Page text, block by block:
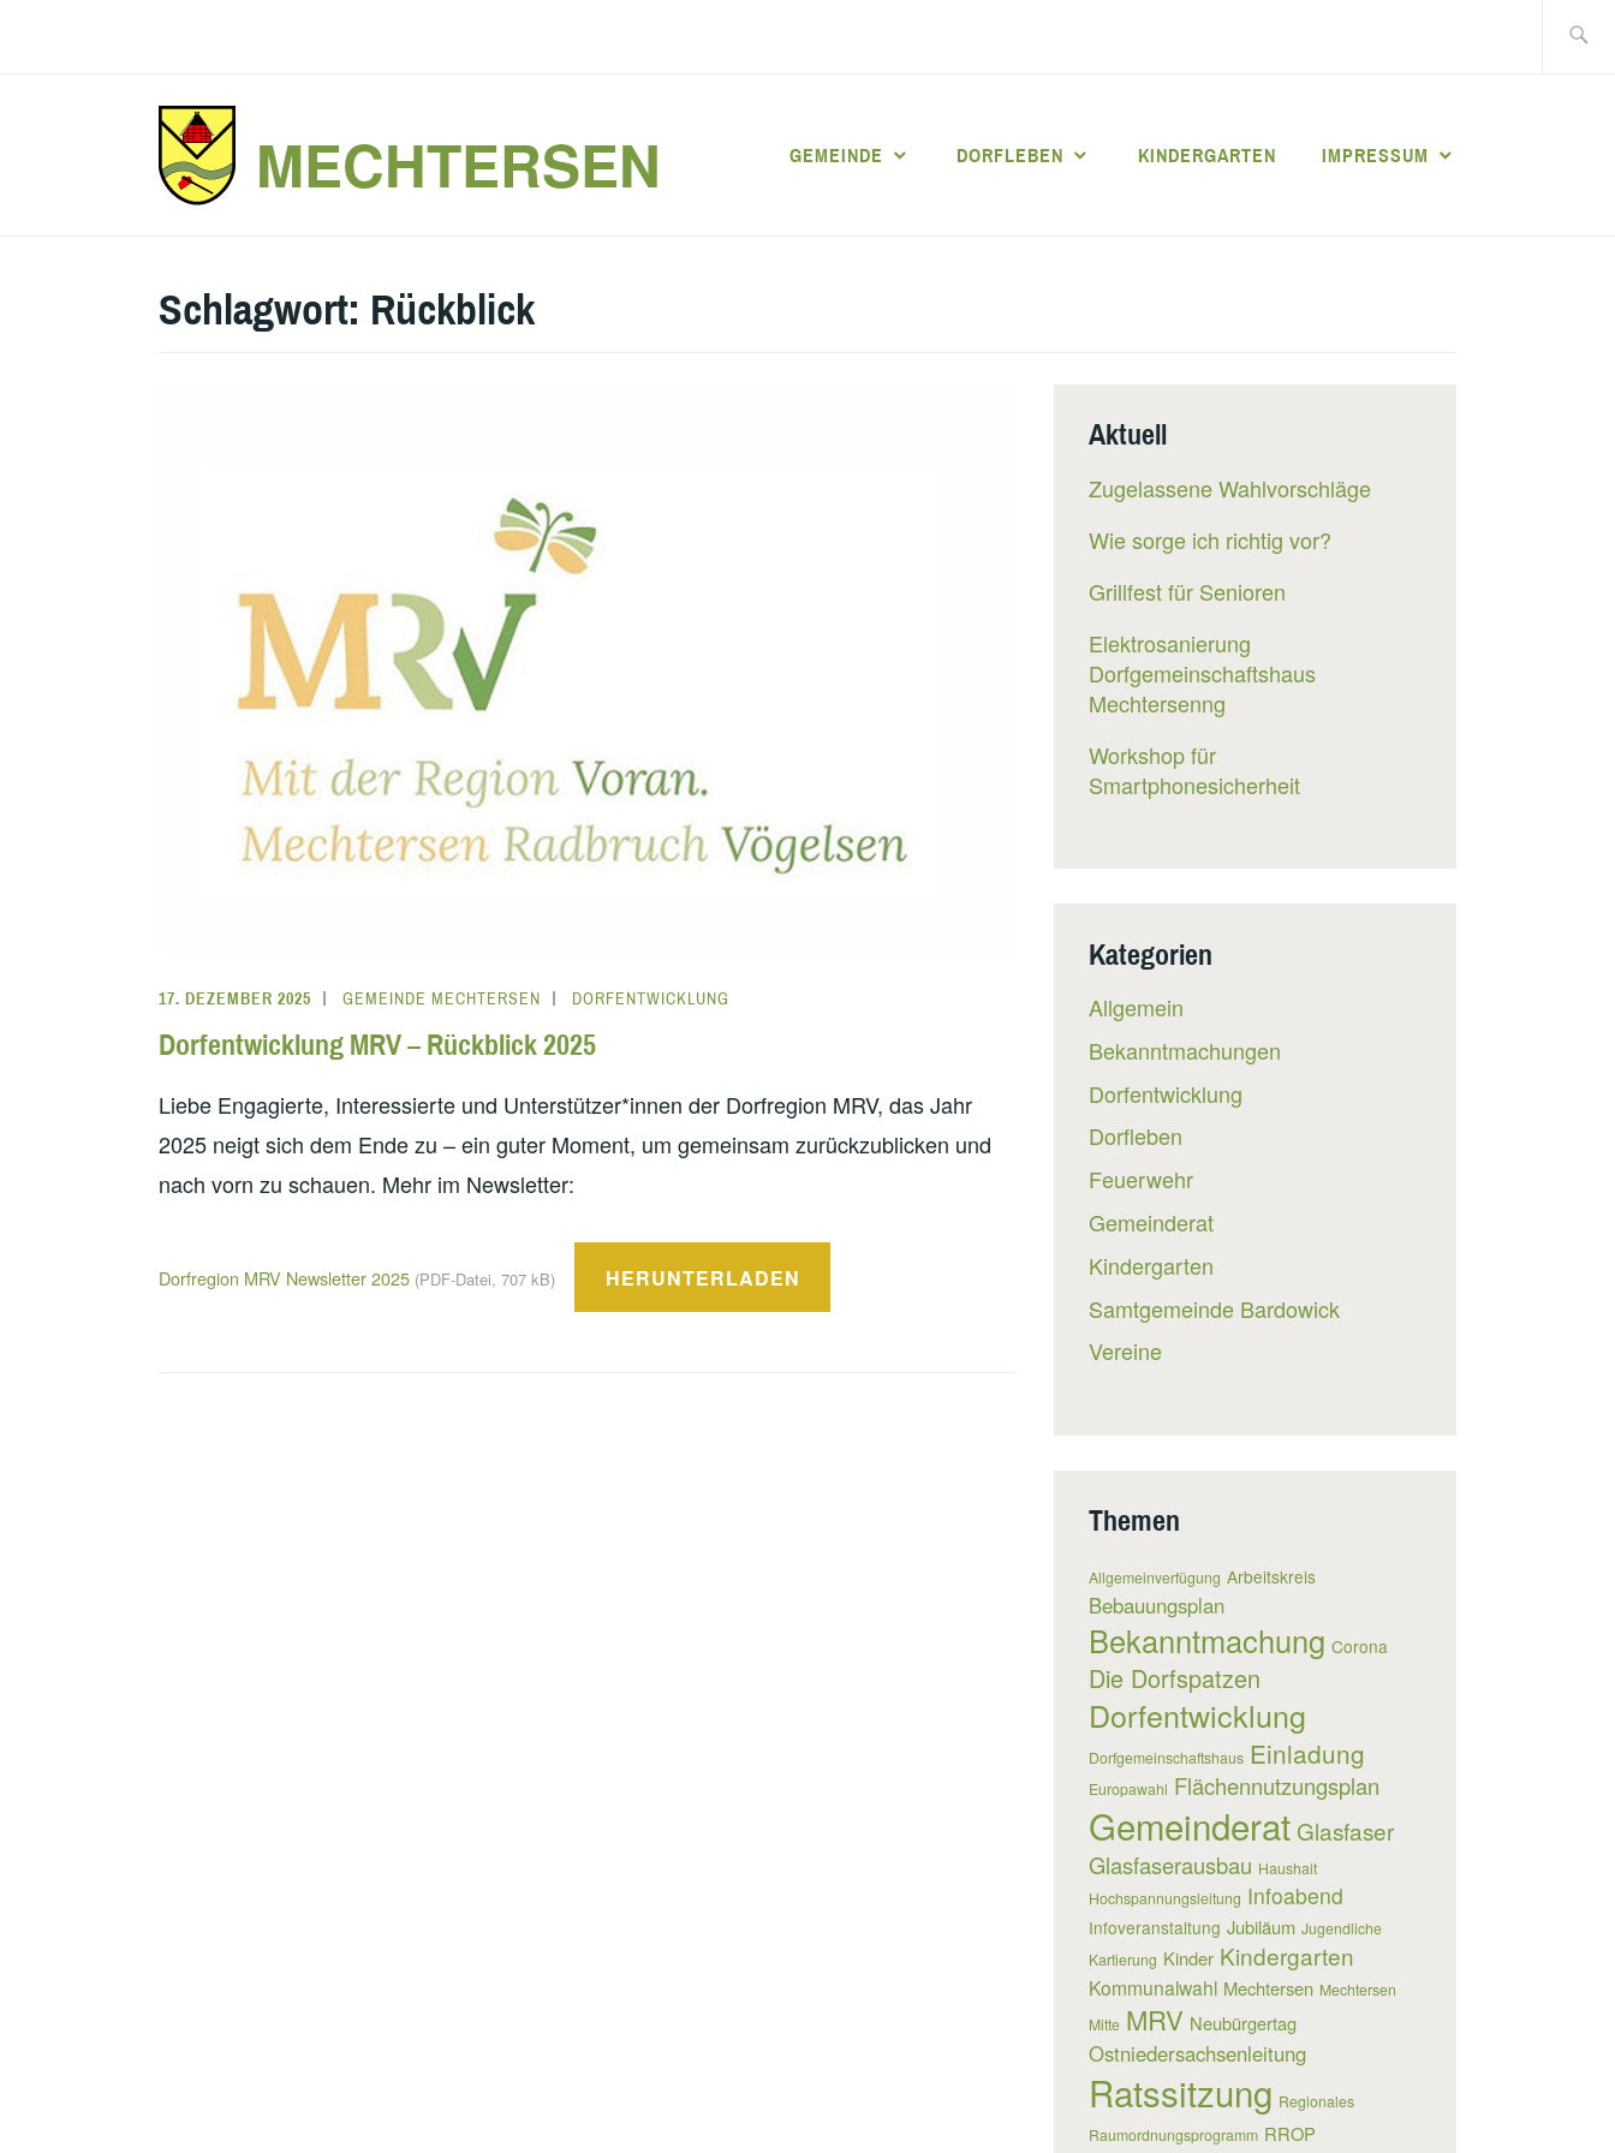
nach:
MECHTERSEN GEMEINDE DORFLEBEN KINDERGARTEN IMPRESSUM
Schlagwort: Rückblick
17. DEZEMBER 2025 GEMEINDE MECHTERSEN DORFENTWICKLUNG
Dorfentwicklung MRV – Rückblick 2025
Liebe Engagierte, Interessierte und Unterstützer*innen der Dorfregion MRV, das Jahr
2025 neigt sich dem Ende zu – ein guter Moment, um gemeinsam zurückzublicken und
nach vorn zu schauen. Mehr im Newsletter:
Dorfregion MRV Newsletter 2025 (PDF-Datei, 707 kB) HERUNTERLADEN
Aktuell
Zugelassene Wahlvorschläge
Wie sorge ich richtig vor?
Grillfest für Senioren
Elektrosanierung
Dorfgemeinschaftshaus
Mechtersenng
Workshop für
Smartphonesicherheit
Kategorien
Allgemein
Bekanntmachungen
Dorfentwicklung
Dorfleben
Feuerwehr
Gemeinderat
Kindergarten
Samtgemeinde Bardowick
Vereine
Themen
Allgemeinverfügung Arbeitskreis
Bebauungsplan
Bekanntmachung Corona
Die Dorfspatzen
Dorfentwicklung
Dorfgemeinschaftshaus Einladung
Europawahl Flächennutzungsplan
Gemeinderat Glasfaser
Glasfaserausbau Haushalt
Hochspannungsleitung Infoabend
Infoveranstaltung Jubiläum Jugendliche
Kartierung Kinder Kindergarten
Kommunalwahl Mechtersen Mechtersen
Mitte MRV Neubürgertag
Ostniedersachsenleitung
Ratssitzung Regionales
Raumordnungsprogramm RROP